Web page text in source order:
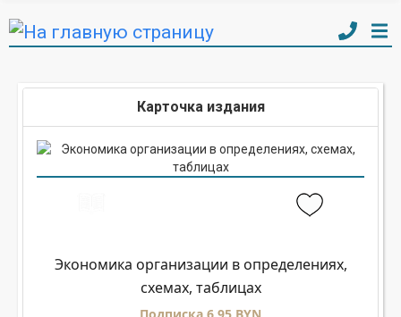
Карточка издания
Экономика организации в определениях,
схемах, таблицах